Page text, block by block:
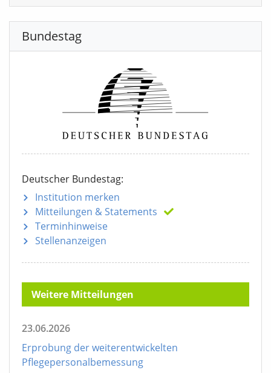
Bundestag
Deutscher Bundestag:
Institution merken
Mitteilungen & Statements
Terminhinweise
Stellenanzeigen
Weitere Mitteilungen
23.06.2026
Erprobung der weiterentwickelten
Pflegepersonalbemessung